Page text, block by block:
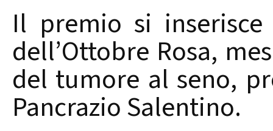
Il premio si
dell’Ottobre Rosa,
del tumore al seno,
Pancrazio Salentino.